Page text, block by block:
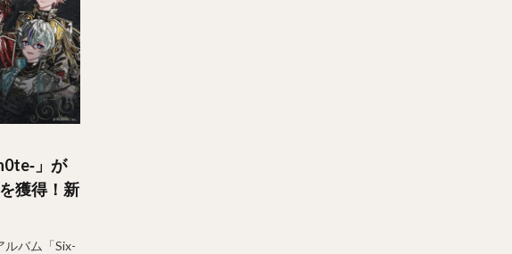
」が
獲得！新
バム「Six-